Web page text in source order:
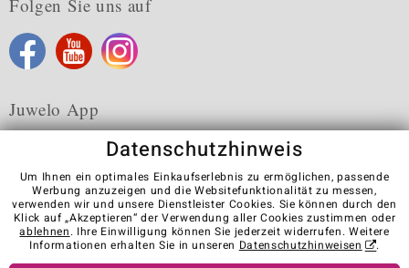
Folgen Sie uns auf
Juwelo App
Karriere AGB Datenschutz Cookies
Impressum
Kontakt
Vertrag widerrufen
Visit our stores in other countries:
Datenschutzhinweis
Um Ihnen ein optimales Einkaufserlebnis zu ermöglichen, passende
Werbung anzuzeigen und die Websitefunktionalität zu messen,
verwenden wir und unsere Dienstleister Cookies. Sie können durch den
Klick auf „Akzeptieren“ der Verwendung aller Cookies zustimmen oder
ablehnen. Ihre Einwilligung können Sie jederzeit widerrufen. Weitere
Informationen erhalten Sie in unseren Datenschutzhinweisen .